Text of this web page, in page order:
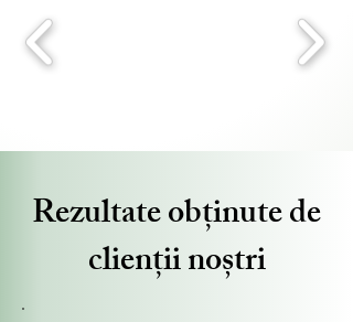
Rezultate obținute de
clienții noștri